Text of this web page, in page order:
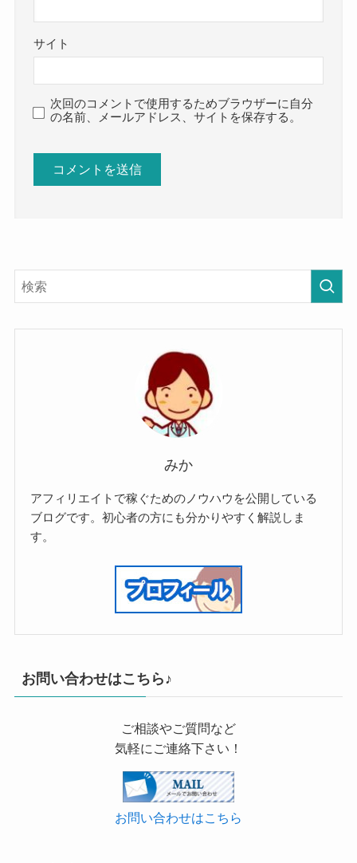
サイト
次回のコメントで使用するためブラウザーに自分
の名前、メールアドレス、サイトを保存する。
みか
アフィリエイトで稼ぐためのノウハウを公開している
ブログです。初心者の方にも分かりやすく解説しま
す。
お問い合わせはこちら♪
ご相談やご質問など
気軽にご連絡下さい！
お問い合わせはこちら